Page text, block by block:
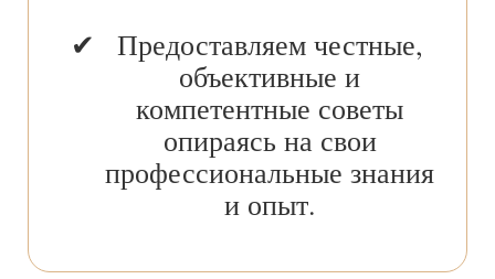
Предоставляем честные,
объективные и
компетентные советы
опираясь на свои
профессиональные знания
и опыт.